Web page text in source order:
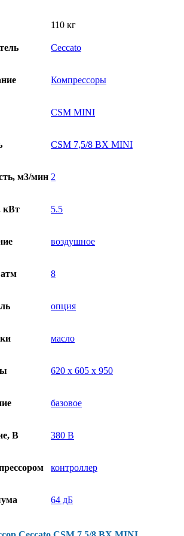
110 кг
Ceccato
Компрессоры
CSM MINI
CSM 7,5/8 BX MINI
м3/мин 2
кВт 5.5
воздушное
8
опция
масло
620 х 605 х 950
базовое
В 380 В
контроллер
64 дБ